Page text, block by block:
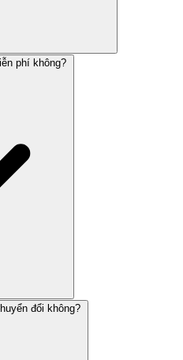
phí không?
đổi không?